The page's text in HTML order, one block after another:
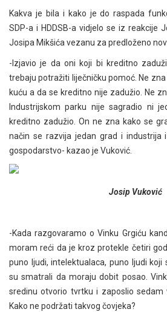
Kakva je bila i kako je do raspada
SDP-a i HDDSB-a vidjelo se iz reakcije
Josipa Mikšića vezanu za predloženo
-Izjavio je da oni koji bi kreditno
trebaju potražiti liječničku pomoć. Ne
kuću a da se kreditno nije zadužio. Ne
Industrijskom parku nije sagradio ni
kreditno zadužio. On ne zna kako se
način se razvija jedan grad i industrija
gospodarstvo- kazao je Vuković.
Josip Vuković
-Kada razgovaramo o Vinku Grgiću
moram reći da je kroz protekle četiri
puno ljudi, intelektualaca, puno ljudi
su smatrali da moraju dobit posao.
sredinu otvorio tvrtku i zaposlio sedam
Kako ne podržati takvog čovjeka?